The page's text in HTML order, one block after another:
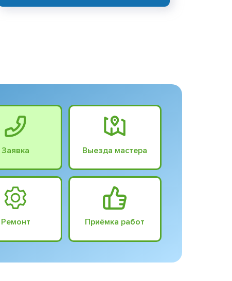
Заявка Выезда мастера
Ремонт Приёмка работ